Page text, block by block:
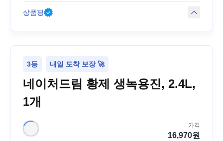
상품평
3등 내일 도착 보장 🚀
네이처드림 황제 생녹용진, 2.4L,
1개
가격
16,970원